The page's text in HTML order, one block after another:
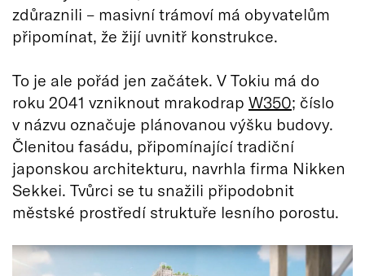
zdůraznili – masivní trámoví má obyvatelům
připomínat, že žijí uvnitř konstrukce.
To je ale pořád jen začátek. V Tokiu má do
roku 2041 vzniknout mrakodrap W350; číslo
v názvu označuje plánovanou výšku budovy.
Členitou fasádu, připomínající tradiční
japonskou architekturu, navrhla firma Nikken
Sekkei. Tvůrci se tu snažili připodobnit
městské prostředí struktuře lesního porostu.